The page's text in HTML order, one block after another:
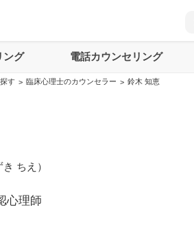
ング 電話カウンセリング
す > 臨床心理士のカウンセラー > 鈴木 知恵
ちえ ）
心理師